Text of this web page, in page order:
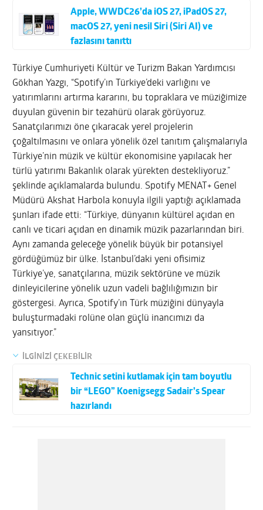
Apple, WWDC26’da iOS 27, iPadOS 27,
macOS 27, yeni nesil Siri (Siri AI) ve
fazlasını tanıttı
Türkiye Cumhuriyeti Kültür ve Turizm Bakan Yardımcısı
Gökhan Yazgı, “Spotify’ın Türkiye’deki varlığını ve
yatırımlarını artırma kararını, bu topraklara ve müziğimize
duyulan güvenin bir tezahürü olarak görüyoruz.
Sanatçılarımızı öne çıkaracak yerel projelerin
çoğaltılmasını ve onlara yönelik özel tanıtım çalışmalarıyla
Türkiye’nin müzik ve kültür ekonomisine yapılacak her
türlü yatırımı Bakanlık olarak yürekten destekliyoruz.”
şeklinde açıklamalarda bulundu. Spotify MENAT+ Genel
Müdürü Akshat Harbola konuyla ilgili yaptığı açıklamada
şunları ifade etti: “Türkiye, dünyanın kültürel açıdan en
canlı ve ticari açıdan en dinamik müzik pazarlarından biri.
Aynı zamanda geleceğe yönelik büyük bir potansiyel
gördüğümüz bir ülke. İstanbul’daki yeni ofisimiz
Türkiye’ye, sanatçılarına, müzik sektörüne ve müzik
dinleyicilerine yönelik uzun vadeli bağlılığımızın bir
göstergesi. Ayrıca, Spotify’ın Türk müziğini dünyayla
buluşturmadaki rolüne olan güçlü inancımızı da
yansıtıyor.”
İLGİNİZİ ÇEKEBİLİR
Technic setini kutlamak için tam boyutlu
bir “LEGO” Koenigsegg Sadair’s Spear
hazırlandı